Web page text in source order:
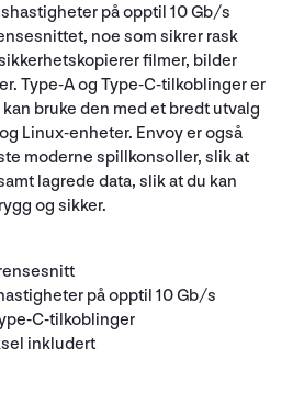
på opptil 10 Gb/s
noe som sikrer rask
filmer, bilder
Type-A og Type-C-tilkoblinger er
bruke den med et bredt utvalg
Linux-enheter. Envoy er også
moderne spillkonsoller, slik at
lagrede data, slik at du kan
og sikker.
på opptil 10 Gb/s
C-tilkoblinger
inkludert